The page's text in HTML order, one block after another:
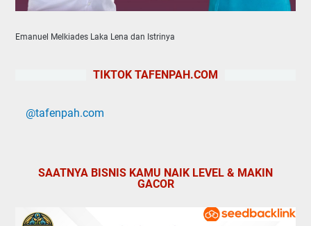
Emanuel Melkiades Laka Lena dan Istrinya
TIKTOK TAFENPAH.COM
@tafenpah.com
SAATNYA BISNIS KAMU NAIK LEVEL & MAKIN
GACOR